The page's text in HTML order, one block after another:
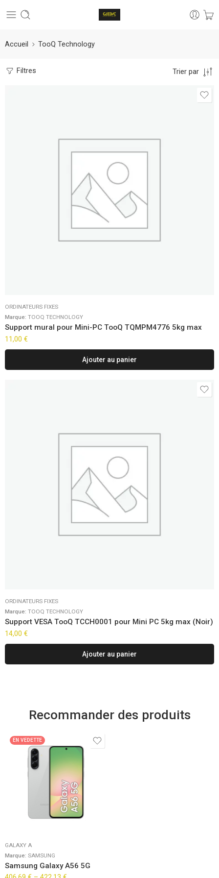
Accueil TooQ Technology
Filtres Trier par
ORDINATEURS FIXES
Marque: TOOQ TECHNOLOGY
Support mural pour Mini-PC TooQ TQMPM4776 5kg max
11,00 €
Ajouter au panier
ORDINATEURS FIXES
Marque: TOOQ TECHNOLOGY
Support VESA TooQ TCCH0001 pour Mini PC 5kg max (Noir)
14,00 €
Ajouter au panier
Recommander des produits
EN VEDETTE
GALAXY A
Marque: SAMSUNG
Samsung Galaxy A56 5G